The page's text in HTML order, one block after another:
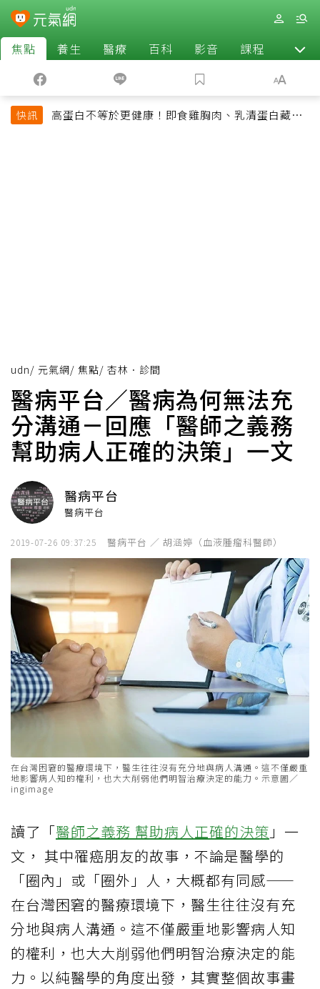
焦點 養生 醫療 百科 影音 課程 退休
快訊
高蛋白不等於更健康！即食雞胸肉、乳清蛋白藏陷
udn/ 元氣網/ 焦點/ 杏林．診間
醫病平台／醫病為何無法充
分溝通－回應「醫師之義務
幫助病人正確的決策」一文
醫病平台
醫病平台
2019-07-26 09:37:25 醫病平台 ／ 胡涵婷（血液腫瘤科醫師）
在台灣困窘的醫療環境下，醫生往往沒有充分地與病人溝通。這不僅嚴重
地影響病人知的權利，也大大削弱他們明智治療決定的能力。示意圖／
ingimage
讀了「醫師之義務 幫助病人正確的決策 」一
文， 其中罹癌朋友的故事，不論是醫學的
「圈內」或「圈外」人，大概都有同感——
在台灣困窘的醫療環境下，醫生往往沒有充
分地與病人溝通。這不僅嚴重地影響病人知
的權利，也大大削弱他們明智治療決定的能
力。以純醫學的角度出發，其實整個故事畫